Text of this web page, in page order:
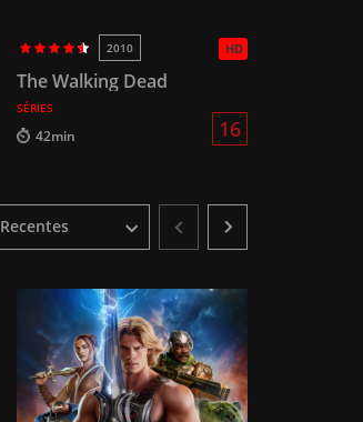
HD
2010
The Walking Dead
SÉRIES
42min 16
Recentes